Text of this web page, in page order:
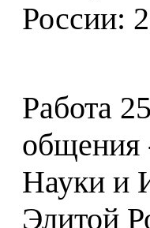
России:
Работа
общения
Науки и
Элитой